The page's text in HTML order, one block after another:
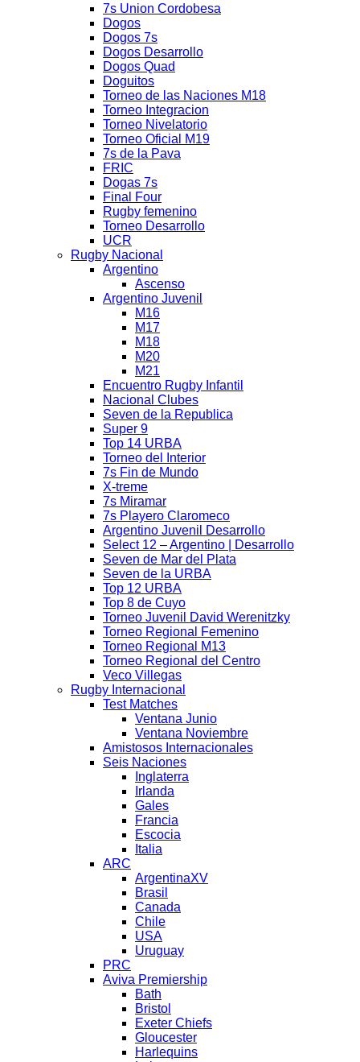
7s Union Cordobesa
Dogos
Dogos 7s
Dogos Desarrollo
Dogos Quad
Doguitos
Torneo de las Naciones M18
Torneo Integracion
Torneo Nivelatorio
Torneo Oficial M19
7s de la Pava
FRIC
Dogas 7s
Final Four
Rugby femenino
Torneo Desarrollo
UCR
Rugby Nacional
Argentino
Ascenso
Argentino Juvenil
M16
M17
M18
M20
M21
Encuentro Rugby Infantil
Nacional Clubes
Seven de la Republica
Super 9
Top 14 URBA
Torneo del Interior
7s Fin de Mundo
X-treme
7s Miramar
7s Playero Claromeco
Argentino Juvenil Desarrollo
Select 12 – Argentino | Desarrollo
Seven de Mar del Plata
Seven de la URBA
Top 12 URBA
Top 8 de Cuyo
Torneo Juvenil David Werenitzky
Torneo Regional Femenino
Torneo Regional M13
Torneo Regional del Centro
Veco Villegas
Rugby Internacional
Test Matches
Ventana Junio
Ventana Noviembre
Amistosos Internacionales
Seis Naciones
Inglaterra
Irlanda
Gales
Francia
Escocia
Italia
ARC
ArgentinaXV
Brasil
Canada
Chile
USA
Uruguay
PRC
Aviva Premiership
Bath
Bristol
Exeter Chiefs
Gloucester
Harlequins